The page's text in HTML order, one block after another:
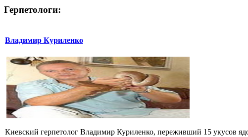
Герпетологи:
Владимир Куриленко
Киевский герпетолог Владимир Куриленко, переживший 15 укусов